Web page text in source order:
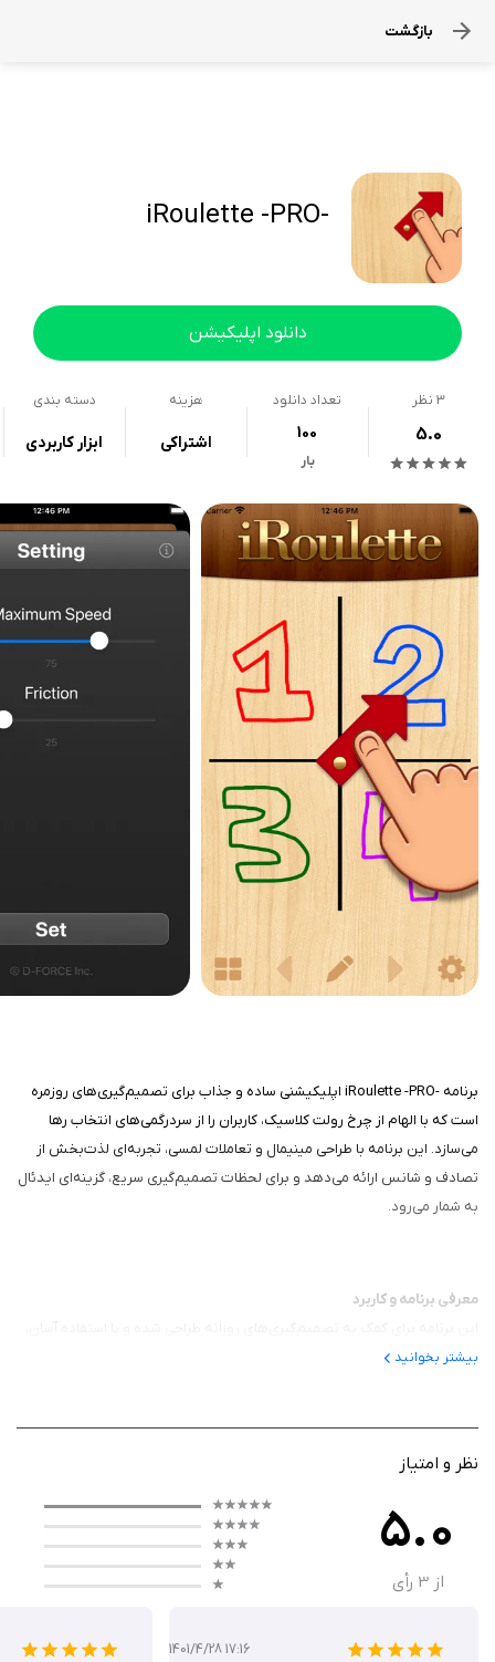
بازگشت
-iRoulette -PRO
دانلود اپلیکیشن
3 نظر
5.0
تعداد دانلود
100
بار
هزینه
اشتراکی
دسته بندی
ابزار کاربردی
برنامه -iRoulette -PRO اپلیکیشنی ساده و جذاب برای تصمیم‌گیری‌های روزمره
است که با الهام از چرخ رولت کلاسیک، کاربران را از سردرگمی‌های انتخاب رها
می‌سازد. این برنامه با طراحی مینیمال و تعاملات لمسی، تجربه‌ای لذت‌بخش از
تصادف و شانس ارائه می‌دهد و برای لحظات تصمیم‌گیری سریع، گزینه‌ای ایدئال
به شمار می‌رود.
معرفی برنامه و کاربرد
این برنامه برای کمک به تصمیم‌گیری‌های روزانه طراحی شده و با استفاده آسان،
کاربران را از تردیدهای انتخاب نجات می‌دهد. کاربرد اصلی آن در سناریوهای
عملکرد
عملکرد برنامه iRoulette PRO بر پایه تعامل لمسی استوار است؛ کاربران
قرمز، چرخ را به حرکت درمی‌آورند تا نتیجه فوری نمایش داده شود. فرآیند بدون
بیشتر بخوانید
نظر و امتیاز
5.0
از3 رأی
1401/4/28 17:16